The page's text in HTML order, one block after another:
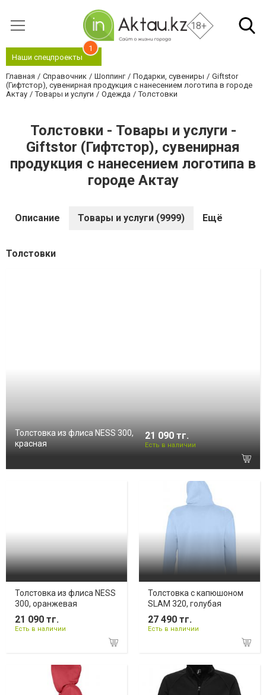
18+
Наши спецпроекты
1
Главная Справочник Шоппинг Подарки, сувениры
Giftstor
(Гифтстор), сувенирная продукция с нанесением логотипа в городе
Актау
Товары и услуги Одежда Толстовки
Толстовки - Товары и услуги -
Giftstor (Гифтстор), сувенирная
продукция с нанесением логотипа в
городе Актау
Описание Товары и услуги (9999) Ещё
Толстовки
Толстовка из флиса NESS 300,
красная
21 090 тг.
Есть в наличии
Толстовка из флиса NESS
300, оранжевая
21 090 тг.
Есть в наличии
Толстовка с капюшоном
SLAM 320, голубая
27 490 тг.
Есть в наличии